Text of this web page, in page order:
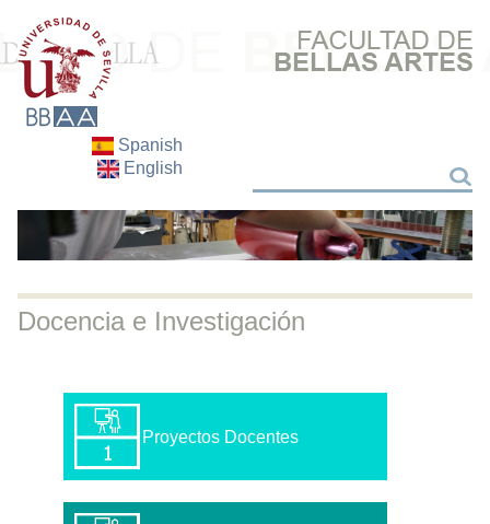
Spanish
English
Buscar
Docencia e Investigación
Proyectos Docentes